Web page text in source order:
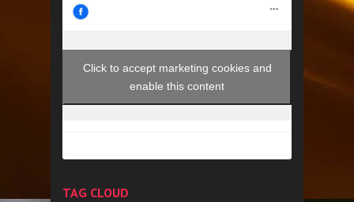
Click to accept marketing cookies and
enable this content
TAG CLOUD